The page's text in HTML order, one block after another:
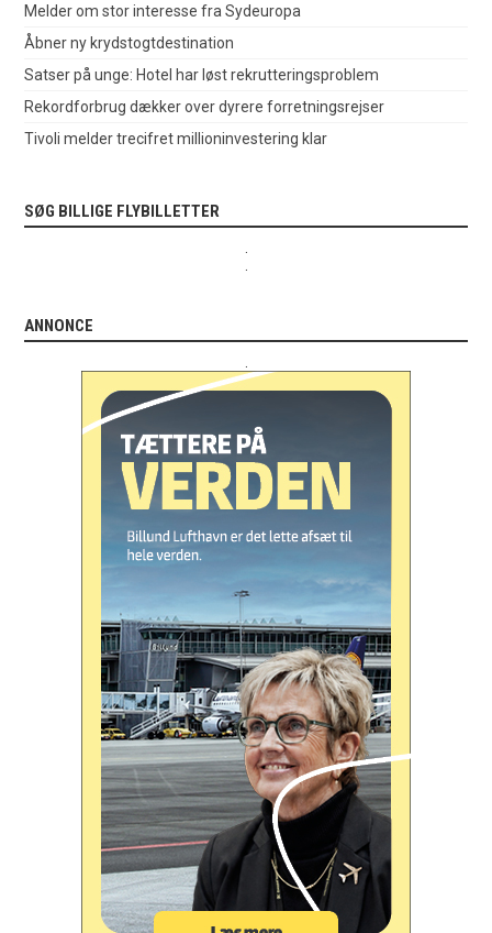
Melder om stor interesse fra Sydeuropa
Åbner ny krydstogtdestination
Satser på unge: Hotel har løst rekrutteringsproblem
Rekordforbrug dækker over dyrere forretningsrejser
Tivoli melder trecifret millioninvestering klar
SØG BILLIGE FLYBILLETTER
ANNONCE